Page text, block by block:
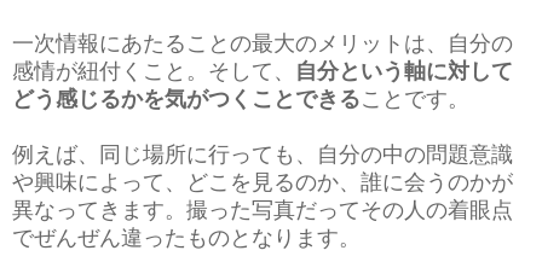
一次情報にあたることの最大のメリットは、自分の
感情が紐付くこと。そして、 自分という軸に対して
どう感じるかを気がつくことできることです。
例えば、同じ場所に行っても、自分の中の問題意識
や興味によって、どこを見るのか、誰に会うのかが
異なってきます。撮った写真だってその人の着眼点
でぜんぜん違ったものとなります。